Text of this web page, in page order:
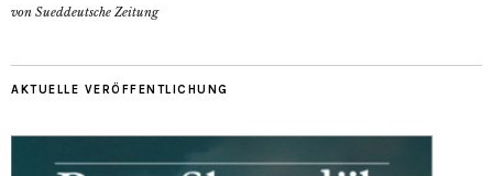
von Sueddeutsche Zeitung
AKTUELLE VERÖFFENTLICHUNG